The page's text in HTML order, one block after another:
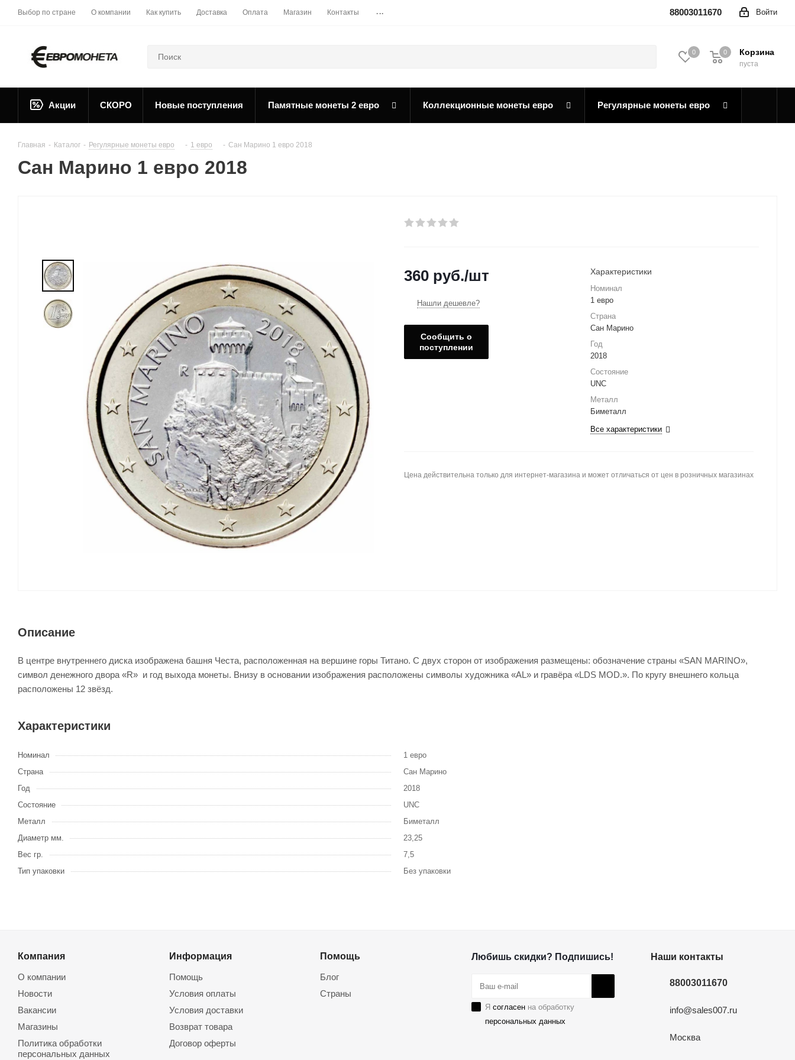
Выбор по стране О компании Как купить Доставка Оплата Магазин Контакты ... Войти
88003011670
0 Корзина
0
пуста
0
Акции СКОРО Новые поступления Памятные монеты 2 евро Коллекционные монеты евро Регулярные монеты евро
Главная - Каталог - Регулярные монеты евро - 1 евро - Сан Марино 1 евро 2018
Сан Марино 1 евро 2018
360 руб./шт
Нашли дешевле?
Сообщить о
поступлении
Характеристики
Номинал
1 евро
Страна
Сан Марино
Год
2018
Состояние
UNC
Металл
Биметалл
Все характеристики
Цена действительна только для интернет-магазина и может отличаться от цен в розничных магазинах
Описание
В центре внутреннего диска изображена башня Честа, расположенная на вершине горы Титано. С двух сторон от изображения размещены: обозначение страны «SAN MARINO»,
символ денежного двора «R» и год выхода монеты. Внизу в основании изображения расположены символы художника «AL» и гравёра «LDS MOD.». По кругу внешнего кольца
расположены 12 звёзд.
Характеристики
Номинал
1 евро
Страна
Сан Марино
Год
2018
Состояние
UNC
Металл
Биметалл
Диаметр мм.
23,25
Вес гр.
7,5
Тип упаковки
Без упаковки
Компания
О компании
Новости
Вакансии
Магазины
Политика обработки
персональных данных
Информация
Помощь
Условия оплаты
Условия доставки
Возврат товара
Договор оферты
Помощь
Блог
Страны
Любишь скидки? Подпишись!
Я согласенна обработку
персональных данных
Наши контакты
88003011670
info@sales007.ru
Москва